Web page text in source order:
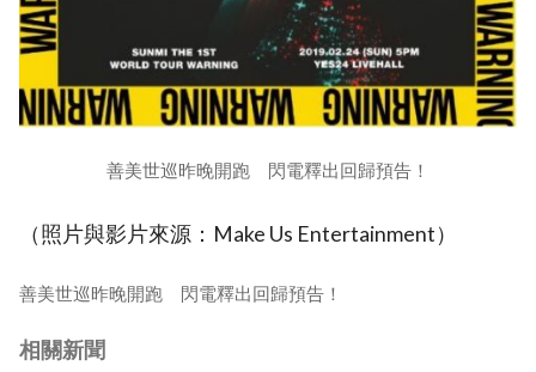
善美世巡昨晚開跑 閃電釋出回歸預告！
（照片與影片來源：Make Us Entertainment）
善美世巡昨晚開跑 閃電釋出回歸預告！
相關新聞